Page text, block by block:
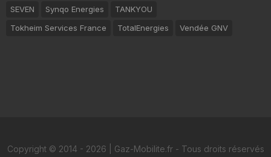
SEVEN
Synqo Energies
TANKYOU
Tokheim Services France
TotalEnergies Vendée GNV
Copyright © 2014 - 2026 | Gaz-Mobilite.fr - Tous droits réservés